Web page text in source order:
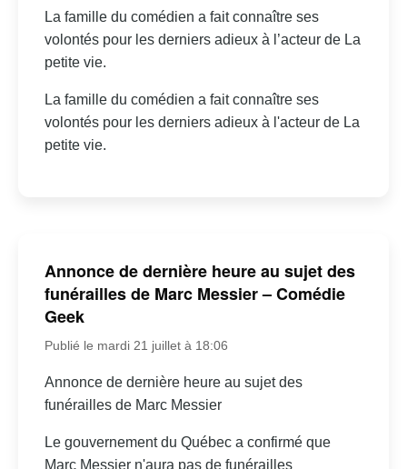
La famille du comédien a fait connaître ses
volontés pour les derniers adieux à l’acteur de La
petite vie.
La famille du comédien a fait connaître ses
volontés pour les derniers adieux à l'acteur de La
petite vie.
Annonce de dernière heure au sujet des
funérailles de Marc Messier – Comédie
Geek
Publié le mardi 21 juillet à 18:06
Annonce de dernière heure au sujet des
funérailles de Marc Messier
Le gouvernement du Québec a confirmé que
Marc Messier n'aura pas de funérailles